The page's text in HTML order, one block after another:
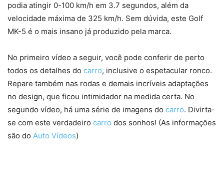
podia atingir 0-100 km/h em 3.7 segundos, além da
velocidade máxima de 325 km/h. Sem dúvida, este Golf
MK-5 é o mais insano já produzido pela marca.
No primeiro vídeo a seguir, você pode conferir de perto
todos os detalhes do carro, inclusive o espetacular ronco.
Repare também nas rodas e demais incríveis adaptações
no design, que ficou intimidador na medida certa. No
segundo vídeo, há uma série de imagens do carro. Divirta-
se com este verdadeiro carro dos sonhos! (As informações
são do Auto Vídeos)